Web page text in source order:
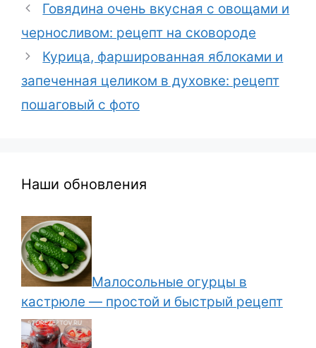
Говядина очень вкусная с овощами и
черносливом: рецепт на сковороде
Курица, фаршированная яблоками и
запеченная целиком в духовке: рецепт
пошаговый с фото
Наши обновления
Малосольные огурцы в
кастрюле — простой и быстрый рецепт